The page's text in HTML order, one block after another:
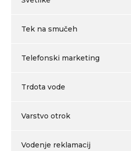
Tek na smučeh
Telefonski marketing
Trdota vode
Varstvo otrok
Vodenje reklamacij